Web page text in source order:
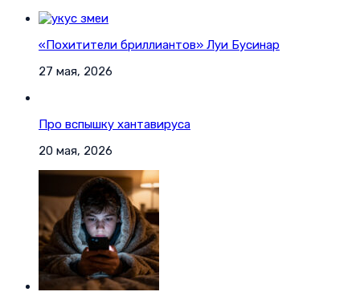
«Похитители бриллиантов» Луи Бусинар
27 мая, 2026
Про вспышку хантавируса
20 мая, 2026